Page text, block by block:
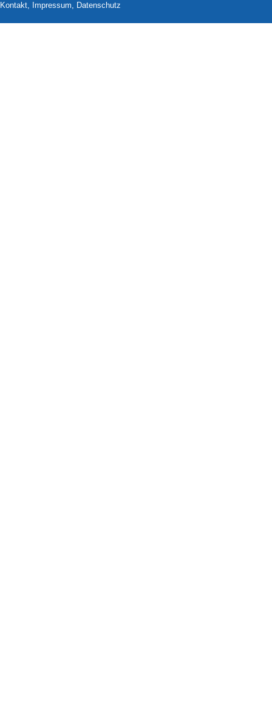
Kontakt, Impressum, Datenschutz